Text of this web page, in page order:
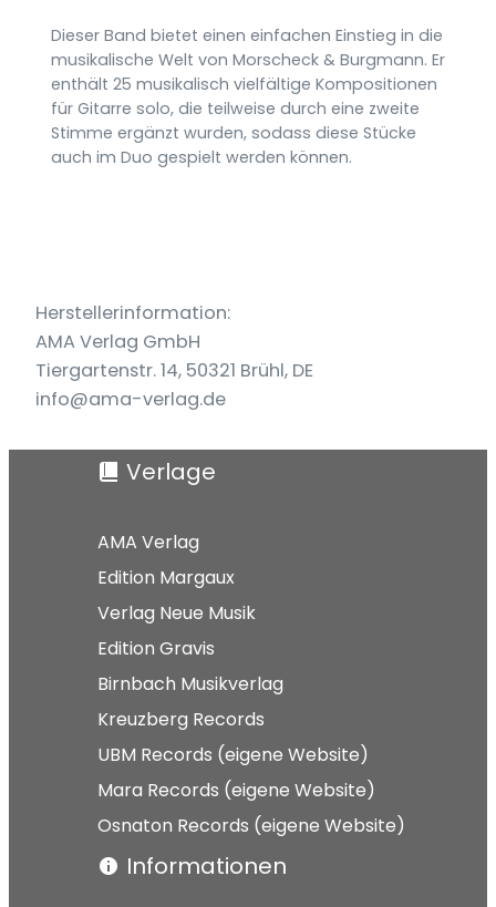
Dieser Band bietet einen einfachen Einstieg in die
musikalische Welt von Morscheck & Burgmann. Er
enthält 25 musikalisch vielfältige Kompositionen
für Gitarre solo, die teilweise durch eine zweite
Stimme ergänzt wurden, sodass diese Stücke
auch im Duo gespielt werden können.
Herstellerinformation:
AMA Verlag GmbH
Tiergartenstr. 14, 50321 Brühl, DE
info@ama-verlag.de
Verlage
AMA Verlag
Edition Margaux
Verlag Neue Musik
Edition Gravis
Birnbach Musikverlag
Kreuzberg Records
UBM Records (eigene Website)
Mara Records (eigene Website)
Osnaton Records (eigene Website)
Informationen